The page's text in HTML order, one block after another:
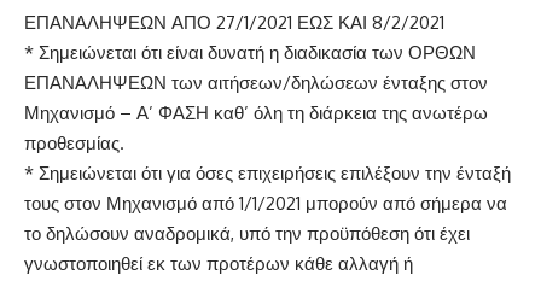
ΕΠΑΝΑΛΗΨΕΩΝ ΑΠΟ 27/1/2021 ΕΩΣ ΚΑΙ 8/2/2021
* Σημειώνεται ότι είναι δυνατή η διαδικασία των ΟΡΘΩΝ
ΕΠΑΝΑΛΗΨΕΩΝ των αιτήσεων/δηλώσεων ένταξης στον
Μηχανισμό – Α’ ΦΑΣΗ καθ’ όλη τη διάρκεια της ανωτέρω
προθεσμίας.
* Σημειώνεται ότι για όσες επιχειρήσεις επιλέξουν την ένταξή
τους στον Μηχανισμό από 1/1/2021 μπορούν από σήμερα να
το δηλώσουν αναδρομικά, υπό την προϋπόθεση ότι έχει
γνωστοποιηθεί εκ των προτέρων κάθε αλλαγή ή